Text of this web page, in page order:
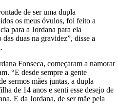
de ser uma dupla
os meus óvulos, foi feito a
para a Jordana para ela
duas na gravidez”, disse a
Fonseca, começaram a namorar
“E desde sempre a gente
sermos mães juntas, a dupla
de 14 anos e senti esse desejo de
E da Jordana, de ser mãe pela